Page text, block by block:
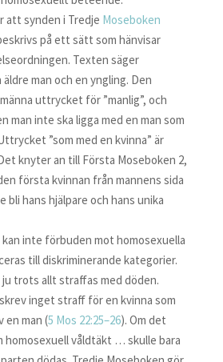
att synden i Tredje Moseboken
på ett sätt som hänvisar
Texten säger
man och en yngling. Den
uttrycket för ”manlig”, och
man inte ska ligga med en man som
”som med en kvinna” är
knyter an till Första Moseboken 2,
första kvinnan från mannens sida
bli hans hjälpare och hans unika
kan inte förbuden mot homosexuella
till diskriminerande kategorier.
trots allt straffas med döden.
inget straff för en kvinna som
en man (5 Mos 22:25–26). Om det
homosexuell våldtäkt … skulle bara